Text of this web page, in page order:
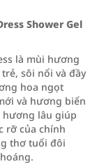
Shower Gel
là mùi hương
sôi nổi và đầy
hoa ngọt
và hương biển
hương lâu giúp
rỡ của chính
thơ tuổi đôi